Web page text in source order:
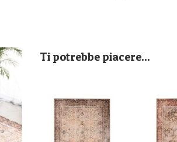
Ti potrebbe piacere...